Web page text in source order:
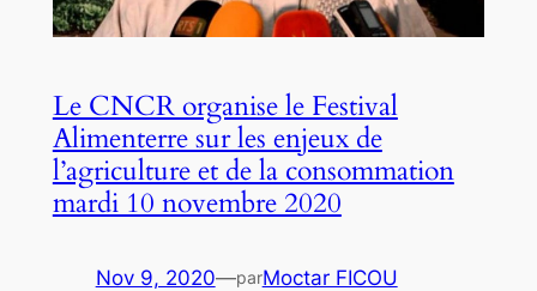
Le CNCR organise le Festival
Alimenterre sur les enjeux de
l’agriculture et de la consommation
mardi 10 novembre 2020
Nov 9, 2020—parMoctar FICOU